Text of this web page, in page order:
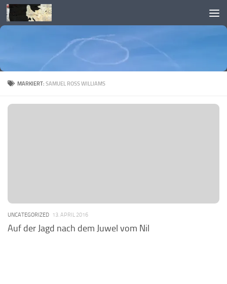
Skip to content
MARKIERT:SAMUEL ROSS WILLIAMS
UNCATEGORIZED 13. APRIL 2016
Auf der Jagd nach dem Juwel vom Nil